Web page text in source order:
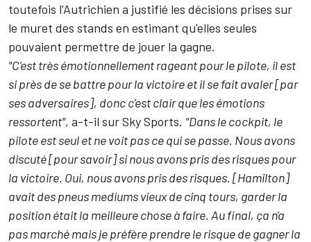
toutefois l'Autrichien a justifié les décisions prises sur
le muret des stands en estimant qu'elles seules
pouvaient permettre de jouer la gagne.
"C'est très émotionnellement rageant pour le pilote, il est
si près de se battre pour la victoire et il se fait avaler [par
ses adversaires], donc c'est clair que les émotions
ressortent", a-t-il sur Sky Sports. "Dans le cockpit, le
pilote est seul et ne voit pas ce qui se passe. Nous avons
discuté [pour savoir] si nous avons pris des risques pour
la victoire. Oui, nous avons pris des risques. [Hamilton]
avait des pneus mediums vieux de cinq tours, garder la
position était la meilleure chose à faire. Au final, ça n'a
pas marché mais je préfère prendre le risque de gagner la